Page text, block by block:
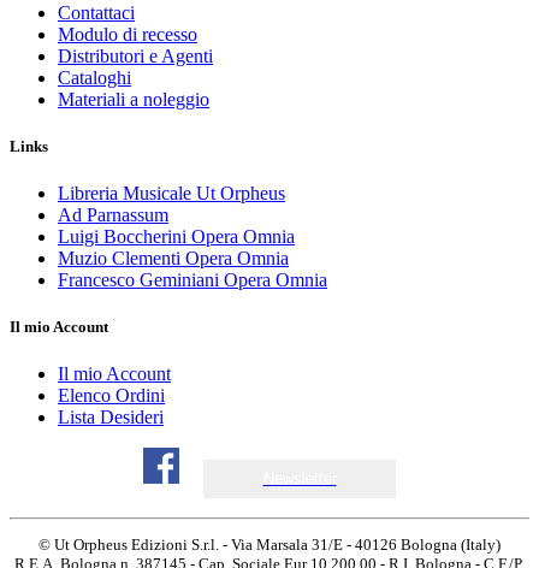
Contattaci
Modulo di recesso
Distributori e Agenti
Cataloghi
Materiali a noleggio
Links
Libreria Musicale Ut Orpheus
Ad Parnassum
Luigi Boccherini Opera Omnia
Muzio Clementi Opera Omnia
Francesco Geminiani Opera Omnia
Il mio Account
Il mio Account
Elenco Ordini
Lista Desideri
© Ut Orpheus Edizioni S.r.l. - Via Marsala 31/E - 40126 Bologna (Italy)
R.E.A. Bologna n. 387145 - Cap. Sociale Eur 10.200,00 - R.I. Bologna - C.F./P.